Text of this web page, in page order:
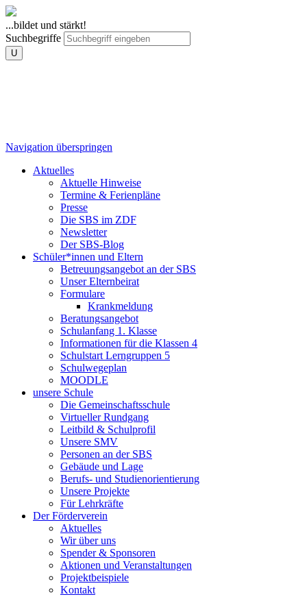
...bildet und stärkt!
Suchbegriffe
U
Navigation überspringen
Aktuelles
Aktuelle Hinweise
Termine & Ferienpläne
Presse
Die SBS im ZDF
Newsletter
Der SBS-Blog
Schüler*innen und Eltern
Betreuungsangebot an der SBS
Unser Elternbeirat
Formulare
Krankmeldung
Beratungsangebot
Schulanfang 1. Klasse
Informationen für die Klassen 4
Schulstart Lerngruppen 5
Schulwegeplan
MOODLE
unsere Schule
Die Gemeinschaftsschule
Virtueller Rundgang
Leitbild & Schulprofil
Unsere SMV
Personen an der SBS
Gebäude und Lage
Berufs- und Studienorientierung
Unsere Projekte
Für Lehrkräfte
Der Förderverein
Aktuelles
Wir über uns
Spender & Sponsoren
Aktionen und Veranstaltungen
Projektbeispiele
Kontakt